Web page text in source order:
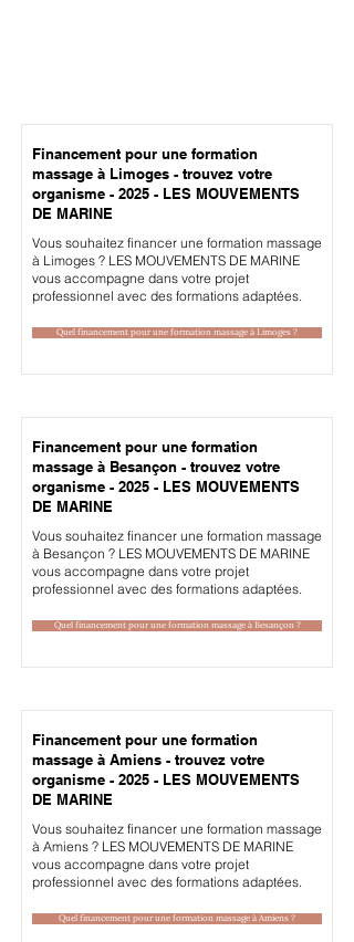
Financement pour une formation
massage à Limoges - trouvez votre
organisme - 2025 - LES MOUVEMENTS
DE MARINE
Vous souhaitez financer une formation massage
à Limoges ? LES MOUVEMENTS DE MARINE
vous accompagne dans votre projet
professionnel avec des formations adaptées.
Quel financement pour une formation massage à Limoges ?
Financement pour une formation
massage à Besançon - trouvez votre
organisme - 2025 - LES MOUVEMENTS
DE MARINE
Vous souhaitez financer une formation massage
à Besançon ? LES MOUVEMENTS DE MARINE
vous accompagne dans votre projet
professionnel avec des formations adaptées.
Quel financement pour une formation massage à Besançon ?
Financement pour une formation
massage à Amiens - trouvez votre
organisme - 2025 - LES MOUVEMENTS
DE MARINE
Vous souhaitez financer une formation massage
à Amiens ? LES MOUVEMENTS DE MARINE
vous accompagne dans votre projet
professionnel avec des formations adaptées.
Quel financement pour une formation massage à Amiens ?